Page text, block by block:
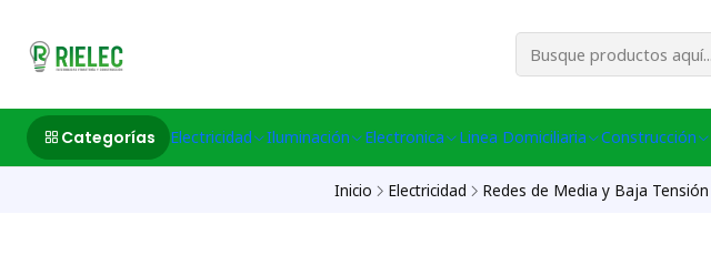
Categorías Electricidad Iluminación Electronica Linea Domiciliaria Construcción
Inicio Electricidad Redes de Media y Baja Tensión